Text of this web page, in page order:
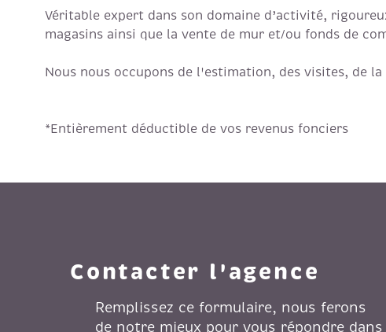
Véritable expert dans son domaine d’activité,
magasins ainsi que la vente de mur et/ou fonds de
Nous nous occupons de l'estimation, des visites, de
*Entièrement déductible de vos revenus fonciers
Contacter l'agence
Remplissez ce formulaire, nous ferons
de notre mieux pour vous répondre dans